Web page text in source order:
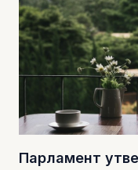
Парламент